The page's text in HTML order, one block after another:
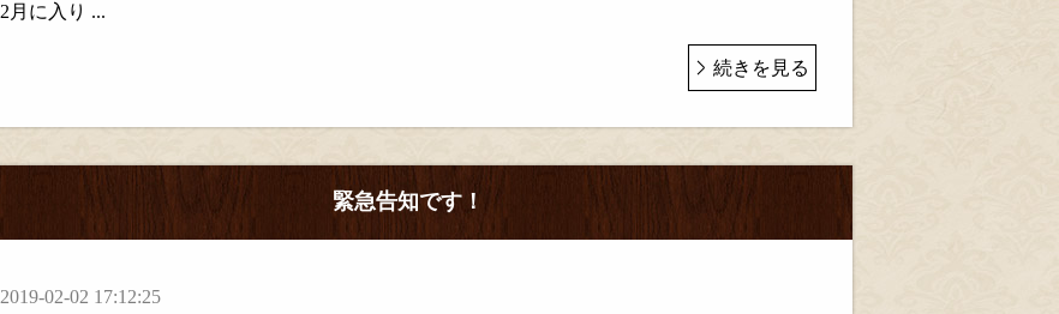
2月に入り ...
続きを見る
緊急告知です！
2019-02-02 17:12:25